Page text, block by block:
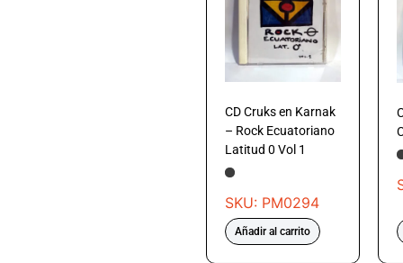
CD Cruks en Karnak
– Rock Ecuatoriano
Latitud 0 Vol 1
SKU: PM0294
Añadir al carrito